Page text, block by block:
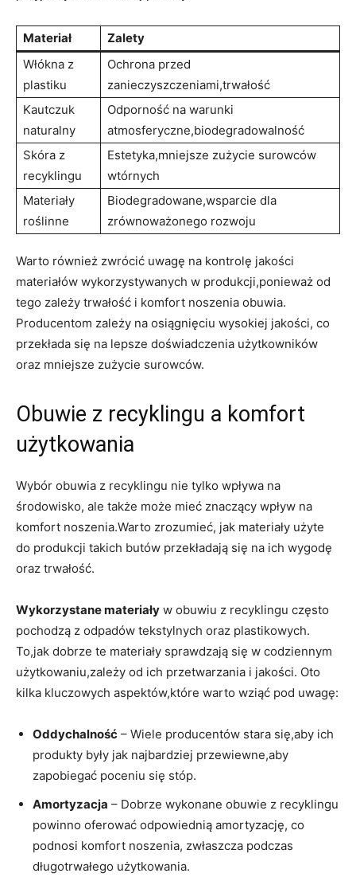
Materiał
Zalety
Włókna z
plastiku
Ochrona przed
zanieczyszczeniami,trwałość
Kautczuk
naturalny
Odporność na warunki
atmosferyczne,biodegradowalność
Skóra z
recyklingu
Estetyka,mniejsze zużycie surowców
wtórnych
Materiały
roślinne
Biodegradowane,wsparcie dla
zrównoważonego rozwoju
Warto również zwrócić uwagę na kontrolę jakości
materiałów wykorzystywanych w produkcji,ponieważ od
tego zależy trwałość i komfort noszenia obuwia.
Producentom zależy na osiągnięciu wysokiej jakości, co
przekłada się na lepsze doświadczenia użytkowników
oraz mniejsze zużycie surowców.
Obuwie z recyklingu a komfort
użytkowania
Wybór obuwia z recyklingu nie tylko wpływa na
środowisko, ale także może mieć znaczący wpływ na
komfort noszenia.Warto zrozumieć, jak materiały użyte
do produkcji takich butów przekładają się na ich wygodę
oraz trwałość.
Wykorzystane materiały w obuwiu z recyklingu często
pochodzą z odpadów tekstylnych oraz plastikowych.
To,jak dobrze te materiały sprawdzają się w codziennym
użytkowaniu,zależy od ich przetwarzania i jakości. Oto
kilka kluczowych aspektów,które warto wziąć pod uwagę:
Oddychalność – Wiele producentów stara się,aby ich
produkty były jak najbardziej przewiewne,aby
zapobiegać poceniu się stóp.
Amortyzacja – Dobrze wykonane obuwie z recyklingu
powinno oferować odpowiednią amortyzację, co
podnosi komfort noszenia, zwłaszcza podczas
długotrwałego użytkowania.